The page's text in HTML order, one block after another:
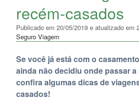
recém-casados
Publicado em 20/05/2019 e atualizado em
Seguro Viagem
Se você já está com o
ainda não decidiu onde passar a
confira algumas dicas de
casados!